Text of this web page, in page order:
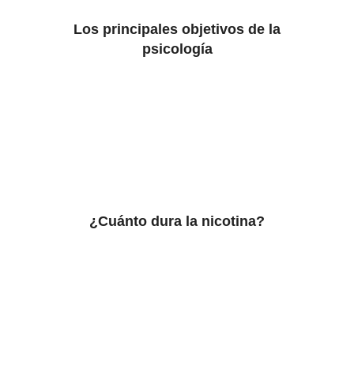
Los principales objetivos de la
psicología
¿Cuánto dura la nicotina?